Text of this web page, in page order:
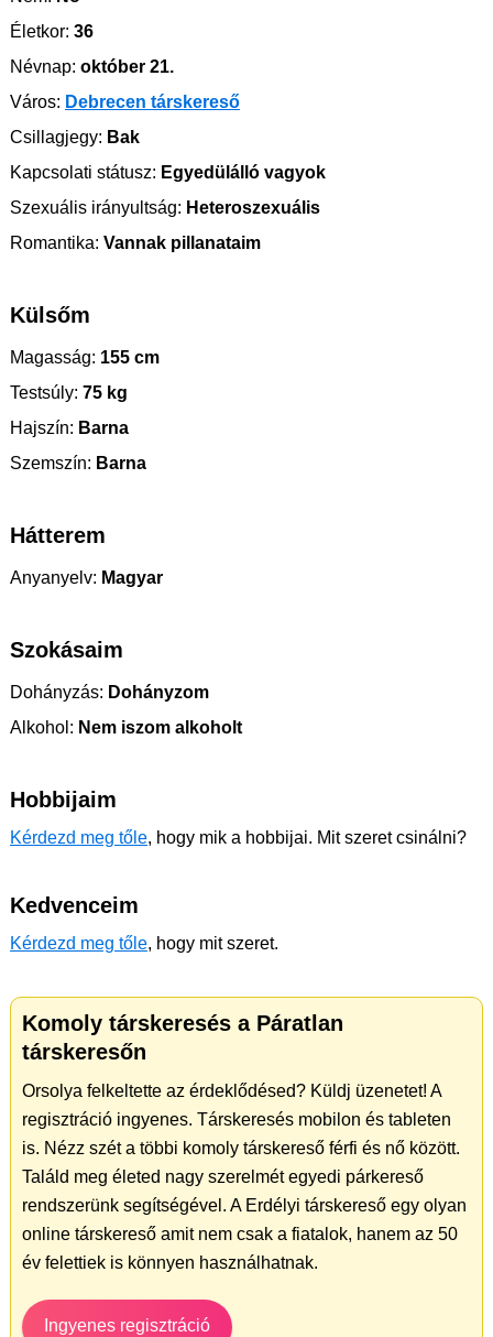
Életkor: 36
Névnap: október 21.
Város: Debrecen társkereső
Csillagjegy: Bak
Kapcsolati státusz: Egyedülálló vagyok
Szexuális irányultság: Heteroszexuális
Romantika: Vannak pillanataim
Külsőm
Magasság: 155 cm
Testsúly: 75 kg
Hajszín: Barna
Szemszín: Barna
Hátterem
Anyanyelv: Magyar
Szokásaim
Dohányzás: Dohányzom
Alkohol: Nem iszom alkoholt
Hobbijaim
Kérdezd meg tőle, hogy mik a hobbijai. Mit szeret csinálni?
Kedvenceim
Kérdezd meg tőle, hogy mit szeret.
Komoly társkeresés a Páratlan
társkeresőn
Orsolya felkeltette az érdeklődésed? Küldj üzenetet! A
regisztráció ingyenes. Társkeresés mobilon és tableten
is. Nézz szét a többi komoly társkereső férfi és nő között.
Találd meg életed nagy szerelmét egyedi párkereső
rendszerünk segítségével. A Erdélyi társkereső egy olyan
online társkereső amit nem csak a fiatalok, hanem az 50
év felettiek is könnyen használhatnak.
Ingyenes regisztráció